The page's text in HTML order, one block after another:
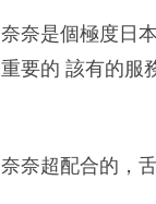
奈奈是個極度日
重要的 該有的服
奈奈超配合的，